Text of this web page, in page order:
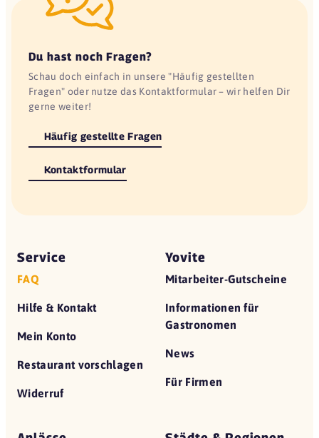
Du hast noch Fragen?
Schau doch einfach in unsere "Häufig gestellten
Fragen" oder nutze das Kontaktformular – wir helfen Dir
gerne weiter!
Häufig gestellte Fragen
Kontaktformular
Service
FAQ
Hilfe & Kontakt
Mein Konto
Restaurant vorschlagen
Widerruf
Yovite
Mitarbeiter-Gutscheine
Informationen für
Gastronomen
News
Für Firmen